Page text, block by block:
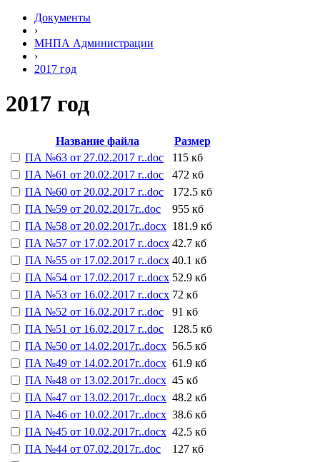
Документы
›
МНПА Администрации
›
2017 год
2017 год
Название файла
Размер
ПА №63 от 27.02.2017 г..doc
115 кб
ПА №61 от 20.02.2017 г..doc
472 кб
ПА №60 от 20.02.2017 г..doc
172.5 кб
ПА №59 от 20.02.2017г..doc
955 кб
ПА №58 от 20.02.2017г..docx 181.9 кб
ПА №57 от 17.02.2017 г..docx 42.7 кб
ПА №55 от 17.02.2017 г..docx 40.1 кб
ПА №54 от 17.02.2017 г..docx 52.9 кб
ПА №53 от 16.02.2017 г..docx 72 кб
ПА №52 от 16.02.2017 г..doc
91 кб
ПА №51 от 16.02.2017 г..doc
128.5 кб
ПА №50 от 14.02.2017г..docx 56.5 кб
ПА №49 от 14.02.2017г..docx 61.9 кб
ПА №48 от 13.02.2017г..docx 45 кб
ПА №47 от 13.02.2017г..docx 48.2 кб
ПА №46 от 10.02.2017г..docx 38.6 кб
ПА №45 от 10.02.2017г..docx 42.5 кб
ПА №44 от 07.02.2017г..doc
127 кб